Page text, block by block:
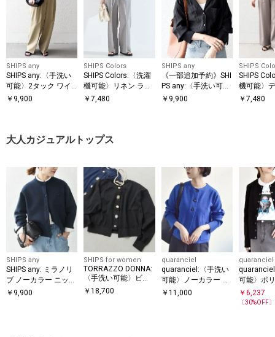
SHIPS any
SHIPS any:〈手洗い
可能〉2タック ワイ
ド パンツ
￥ 9,900
SHIPS Colors
SHIPS Colors:〈洗濯
機可能〉リネン ライ
ク イージー パンツ◇
￥7,480
SHIPS any
《一部追加予約》SHI
PS any:〈手洗い可
能〉オープン カラー
￥ 9,900
SHIPS
SHIPS
機可能〉
ス ベイカ
￥7,480
大人カジュアルトップス
SHIPS any
SHIPS any: ミラノリ
ブ ノーカラー ニット
ジャケット カーディ
￥ 9,900
SHIPS for women
TORRAZZO DONNA:
〈手洗い可能〉ビジ
ュー シアー カーディ
￥18,700
quaranciel
quaranciel:〈手洗い
可能〉ノーカラー ク
ラシカル ジャケット
￥ 11,000
quaranciel
可能〉ポ
ベロア リ
ト スナッ
￥6,237
〔30%OFF〕